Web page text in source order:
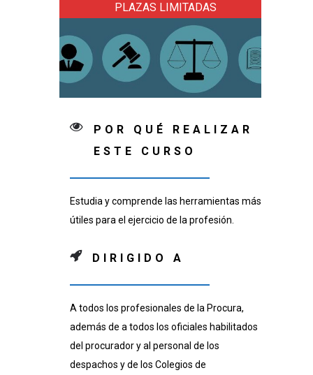
PLAZAS LIMITADAS
POR QUÉ REALIZAR
ESTE CURSO
Estudia y comprende las herramientas más
útiles para el ejercicio de la profesión.
DIRIGIDO A
A todos los profesionales de la Procura,
además de a todos los oficiales habilitados
del procurador y al personal de los
despachos y de los Colegios de